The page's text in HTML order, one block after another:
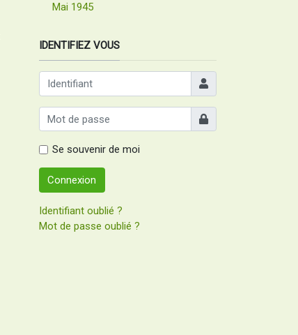
Mai 1945
IDENTIFIEZ VOUS
Identifiant
Afficher
Se souvenir de moi
Connexion
Identifiant oublié ?
Mot de passe oublié ?